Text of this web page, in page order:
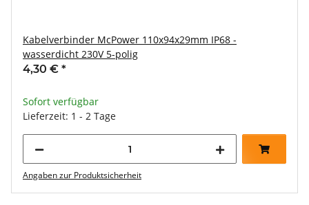
Kabelverbinder McPower 110x94x29mm IP68 -
wasserdicht 230V 5-polig
4,30 € *
Sofort verfügbar
Lieferzeit: 1 - 2 Tage
Angaben zur Produktsicherheit